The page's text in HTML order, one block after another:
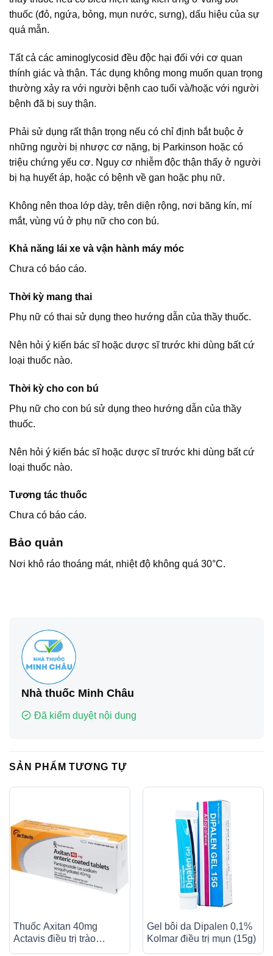
thuốc (đỏ, ngứa, bỏng, mụn nước, sưng), dấu hiệu của sự
quá mẫn.
Tất cả các aminoglycosid đều độc hại đối với cơ quan
thính giác và thận. Tác dụng không mong muốn quan trọng
thường xảy ra với người bệnh cao tuổi và/hoặc với người
bệnh đã bị suy thận.
Phải sử dụng rất thận trọng nếu có chỉ định bắt buộc ở
những người bị nhược cơ nặng, bị Parkinson hoặc có
triệu chứng yếu cơ. Nguy cơ nhiễm độc thận thấy ở người
bị hạ huyết áp, hoặc có bệnh về gan hoặc phụ nữ.
Không nên thoa lớp dày, trên diện rộng, nơi băng kín, mí
mắt, vùng vú ở phụ nữ cho con bú.
Khả năng lái xe và vận hành máy móc
Chưa có báo cáo.
Thời kỳ mang thai
Phụ nữ có thai sử dụng theo hướng dẫn của thầy thuốc.
Nên hỏi ý kiến bác sĩ hoặc dược sĩ trước khi dùng bất cứ
loại thuốc nào.
Thời kỳ cho con bú
Phụ nữ cho con bú sử dụng theo hướng dẫn của thầy
thuốc.
Nên hỏi ý kiến bác sĩ hoặc dược sĩ trước khi dùng bất cứ
loại thuốc nào.
Tương tác thuốc
Chưa có báo cáo.
Bảo quản
Nơi khô ráo thoáng mát, nhiệt độ không quá 30°C.
Nhà thuốc Minh Châu
Đã kiểm duyệt nội dung
SẢN PHẨM TƯƠNG TỰ
Thuốc Axitan 40mg
Actavis điều trị trào
Gel bôi da Dipalen 0,1%
Kolmar điều trị mụn (15g)